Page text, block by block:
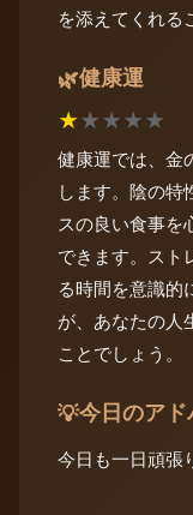
を添えてくれる
🌿健康運
★★★★★
健康運では、金
します。陰の特
スの良い食事を
できます。スト
る時間を意識的
が、あなたの人
ことでしょう。
💡今日のアド
今日も一日頑張